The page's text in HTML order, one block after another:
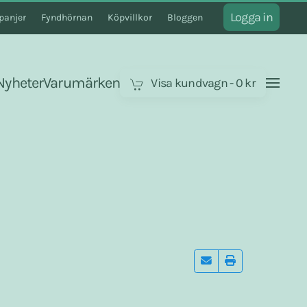
Fyndhörnan Köpvillkor Bloggen Logga in
Varumärken Visa kundvagn-0 kr